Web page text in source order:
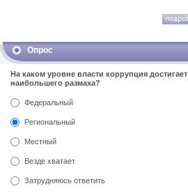
Опрос
На каком уровне власти коррупция достигает
наибольшего размаха?
Федеральный
Региональный
Местный
Везде хватает
Затрудняюсь ответить